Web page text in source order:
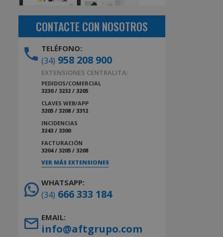
CONTACTE CON NOSOTROS
TELÉFONO:
(34) 958 208 900
EXTENSIONES CENTRALITA:
PEDIDOS/COMERCIAL
3230 / 3232 / 3205
CLAVES WEB/APP
3205 / 3208 / 3312
INCIDENCIAS
3243 / 3300
FACTURACIÓN
3204 / 3205 / 3208
VER MÁS EXTENSIONES
WHATSAPP:
(34) 666 333 184
EMAIL:
info@aftgrupo.com